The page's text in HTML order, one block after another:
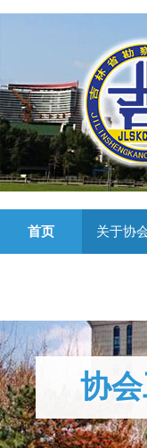
首页 关于协
协